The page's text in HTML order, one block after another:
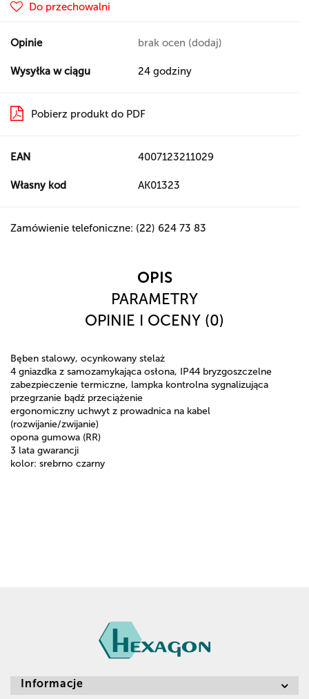
Do przechowalni
Opinie brak ocen (dodaj)
Wysyłka w ciągu 24 godziny
Pobierz produkt do PDF
EAN 4007123211029
Własny kod AK01323
Zamówienie telefoniczne: (22) 624 73 83
OPIS
PARAMETRY
OPINIE I OCENY (0)
Bęben stalowy, ocynkowany stelaż
4 gniazdka z samozamykająca osłona, IP44 bryzgoszczelne
zabezpieczenie termiczne, lampka kontrolna sygnalizująca
przegrzanie bądź przeciążenie
ergonomiczny uchwyt z prowadnica na kabel
(rozwijanie/zwijanie)
opona gumowa (RR)
3 lata gwarancji
kolor: srebrno czarny
Informacje